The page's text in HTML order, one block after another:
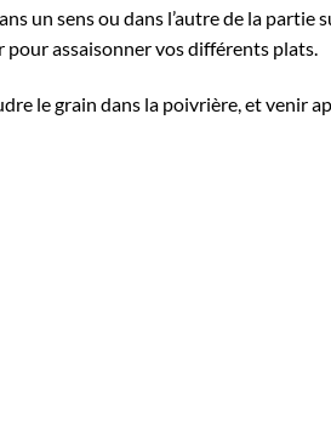
un sens ou dans l’autre de la partie
pour assaisonner vos différents plats.
le grain dans la poivrière , et venir